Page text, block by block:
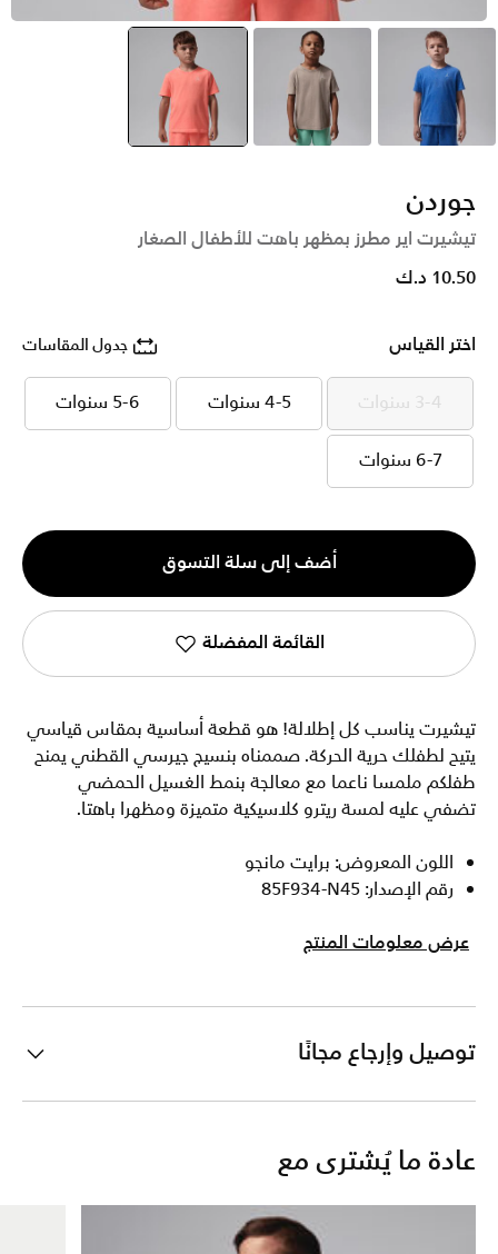
أزرق بنى selected
أحمر
جوردن
تيشيرت اير مطرز بمظهر باهت للأطفال الصغار
10.50 د.ك
اختر القياس جدول المقاسات
3-4 سنوات 3-4 سنوات 4-5 سنوات 4-5 سنوات 5-6 سنوات 5-6 سنوات
6-7 سنوات 6-7 سنوات
الكمية
1
أضف إلى سلة التسوق
القائمة المفضلة
تيشيرت يناسب كل إطلالة! هو قطعة أساسية بمقاس قياسي
يتيح لطفلك حرية الحركة. صممناه بنسيج جيرسي القطني يمنح
طفلكم ملمسا ناعما مع معالجة بنمط الغسيل الحمضي
تضفي عليه لمسة ريترو كلاسيكية متميزة ومظهرا باهتا.
اللون المعروض: برايت مانجو
رقم الإصدار: 85F934-N45
عرض معلومات المنتج
توصيل وإرجاع مجانًا
عادة ما يُشترى مع